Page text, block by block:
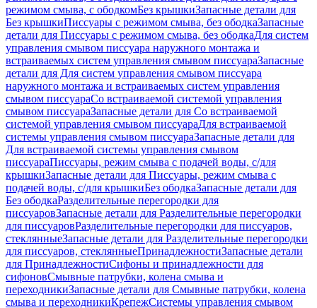
режимом смыва, с ободкомБез крышкиЗапасные детали для
Без крышкиПиссуары с режимом смыва, без ободкаЗапасные
детали для Писсуары с режимом смыва, без ободкаДля систем
управления смывом писсуара наружного монтажа и
встраиваемых систем управления смывом писсуараЗапасные
детали для Для систем управления смывом писсуара
наружного монтажа и встраиваемых систем управления
смывом писсуараСо встраиваемой системой управления
смывом писсуараЗапасные детали для Со встраиваемой
системой управления смывом писсуараДля встраиваемой
системы управления смывом писсуараЗапасные детали для
Для встраиваемой системы управления смывом
писсуараПиссуары, режим смыва с подачей воды, с/для
крышкиЗапасные детали для Писсуары, режим смыва с
подачей воды, с/для крышкиБез ободкаЗапасные детали для
Без ободкаРазделительные перегородки для
писсуаровЗапасные детали для Разделительные перегородки
для писсуаровРазделительные перегородки для писсуаров,
стеклянныеЗапасные детали для Разделительные перегородки
для писсуаров, стеклянныеПринадлежностиЗапасные детали
для ПринадлежностиСифоны и принадлежности для
сифоновСмывные патрубки, колена смыва и
переходникиЗапасные детали для Смывные патрубки, колена
смыва и переходникиКрепежСистемы управления смывом